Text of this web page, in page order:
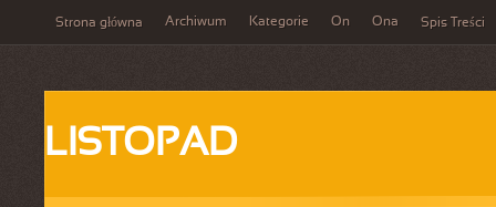
Strona główna Archiwum Kategorie On Ona Spis Treści
LISTOPAD